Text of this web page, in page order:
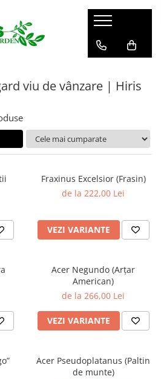
servicii
pentru
–
viu de vânzare | Hiris
Fraxinus Excelsior (Frasin)
de la 222,00 Lei
VEZI VARIANTE
Acer Negundo (Arțar
American)
de la 266,00 Lei
VEZI VARIANTE
Acer Pseudoplatanus (Paltin
de munte)